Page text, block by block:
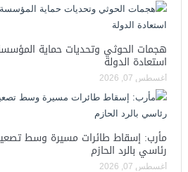
هجمات الحوثي وتحديات حماية
استعادة الدولة
أغسطس 07, 2026
مأرب: إسقاط طائرات مسيرة وسط
رئاسي بالرد الحازم
أغسطس 07, 2026